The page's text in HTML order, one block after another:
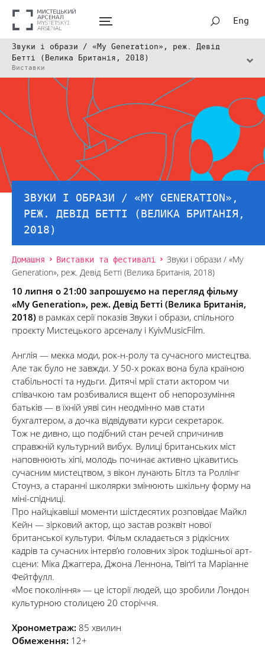
Eng
Звуки і образи / «My Generation», реж. Девід
Бетті (Велика Британія, 2018)
Виставки
ЗВУКИ І ОБРАЗИ / «MY GENERATION»,
РЕЖ. ДЕВІД БЕТТІ (ВЕЛИКА БРИТАНІЯ,
2018)
Домашня Виставки та фестивалі
Звуки і образи / «My
Generation», реж. Девід Бетті (Велика Британія, 2018)
10 липня о 21:00 запрошуємо на перегляд фільму
«My Generation», реж. Девід Бетті (Велика Британія,
2018) в рамках серії показів Звуки і образи, спільного
проєкту Мистецького арсеналу і KyivMusicFilm.
Англія — мекка моди, рок-н-ролу та сучасного мистецтва.
Але так було не завжди. У 50-х роках вона була країною
стабільності та нудьги. Дитячі мрії стати актором чи
співачкою там розбивалися вщент об непорозуміння
батьків — в їхній уяві син неодмінно мав стати
бухгалтером, а дочка відвідувати курси секретарок.
Тож не дивно, що подібний стан речей спричинив
справжній культурний вибух. Вулиці британських міст
наповнюють хіпі, молодь починає активно цікавитись
сучасним мистецтвом, з вікон лунають Бітлз та Роллінг
Стоунз, а старанні школярки змінюють шкільну форму на
міні-спідниці.
Про найцікавіші моменти шістдесятих розповідає Майкл
Кейн — зірковий актор, що застав розквіт нової
британської культури. Фільм складається з рідкісних
кадрів та сучасних інтерв’ю головних зірок тодішньої арт-
сцени: Міка Джаггера, Джона Леннона, Твіґґі та Маріанне
Фейтфулл.
«Моє покоління» — це історії людей, що зробили Лондон
культурною столицею 20 сторіччя.
Хронометраж: 85 хвилин
Обмеження: 12+